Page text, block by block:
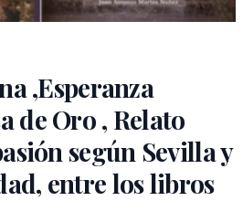
,Esperanza
de Oro , Relato
según Sevilla y
entre los libros